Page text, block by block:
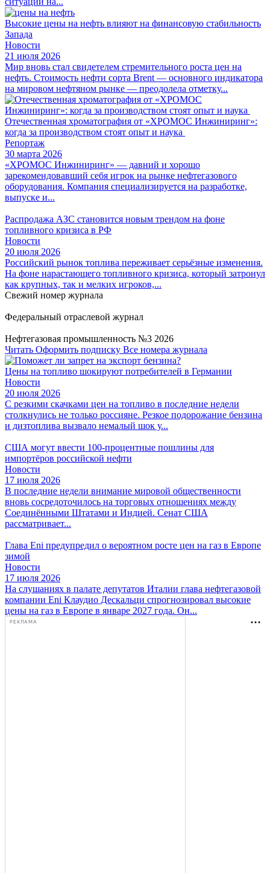
Высокие цены на нефть влияют на финансовую стабильность
Запада
Новости
21 июля 2026
Мир вновь стал свидетелем стремительного роста цен на
нефть. Стоимость нефти сорта Brent — основного индикатора
на мировом нефтяном рынке — преодолела отметку...
Отечественная хроматография от «ХРОМОС Инжиниринг»:
когда за производством стоят опыт и наука
Репортаж
30 марта 2026
«ХРОМОС Инжиниринг» — давний и хорошо
зарекомендовавший себя игрок на рынке нефтегазового
оборудования. Компания специализируется на разработке,
выпуске и...
Распродажа АЗС становится новым трендом на фоне
топливного кризиса в РФ
Новости
20 июля 2026
Российский рынок топлива переживает серьёзные изменения.
На фоне нарастающего топливного кризиса, который затронул
как крупных, так и мелких игроков,...
Свежий номер журнала
Федеральный отраслевой журнал
Нефтегазовая промышленность №3 2026
Читать Оформить подписку Все номера журнала
Цены на топливо шокируют потребителей в Германии
Новости
20 июля 2026
С резкими скачками цен на топливо в последние недели
столкнулись не только россияне. Резкое подорожание бензина
и дизтоплива вызвало немалый шок у...
США могут ввести 100-процентные пошлины для
импортёров российской нефти
Новости
17 июля 2026
В последние недели внимание мировой общественности
вновь сосредоточилось на торговых отношениях между
Соединёнными Штатами и Индией. Сенат США
рассматривает...
Глава Eni предупредил о вероятном росте цен на газ в Европе
зимой
Новости
17 июля 2026
На слушаниях в палате депутатов Италии глава нефтегазовой
компании Eni Клаудио Дескальци спрогнозировал высокие
цены на газ в Европе в январе 2027 года. Он...
РЕКЛАМА